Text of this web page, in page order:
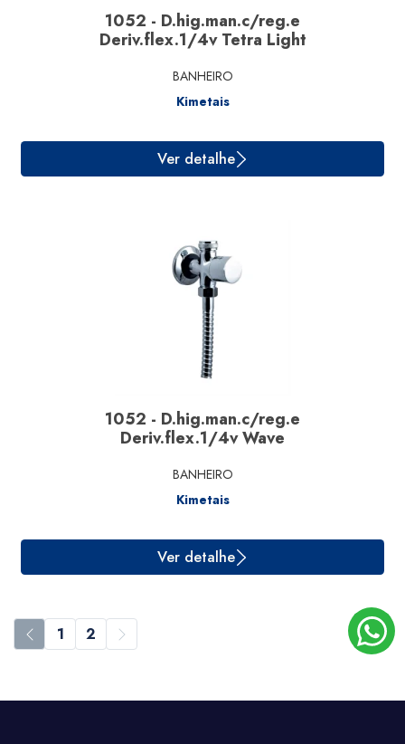
Ver detalhe
1052 - D.hig.man.c/reg.e
Deriv.flex.1/4v Tetra Light
BANHEIRO
Kimetais
1052 - D.hig.man.c/reg.e
Deriv.flex.1/4v Wave
BANHEIRO
Kimetais
1 2